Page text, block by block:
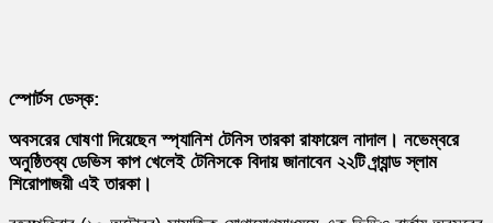
স্পোর্টস ডেস্ক:
অবসরের ঘোষণা দিয়েছেন স্প্যানিশ টেনিস তারকা রাফায়েল নাদাল। নভেম্বরে
অনুষ্ঠিতব্য ডেভিস কাপ খেলেই টেনিসকে বিদায় জানাবেন ২২টি গ্র্যান্ড স্লাম
শিরোপাজয়ী এই তারকা।